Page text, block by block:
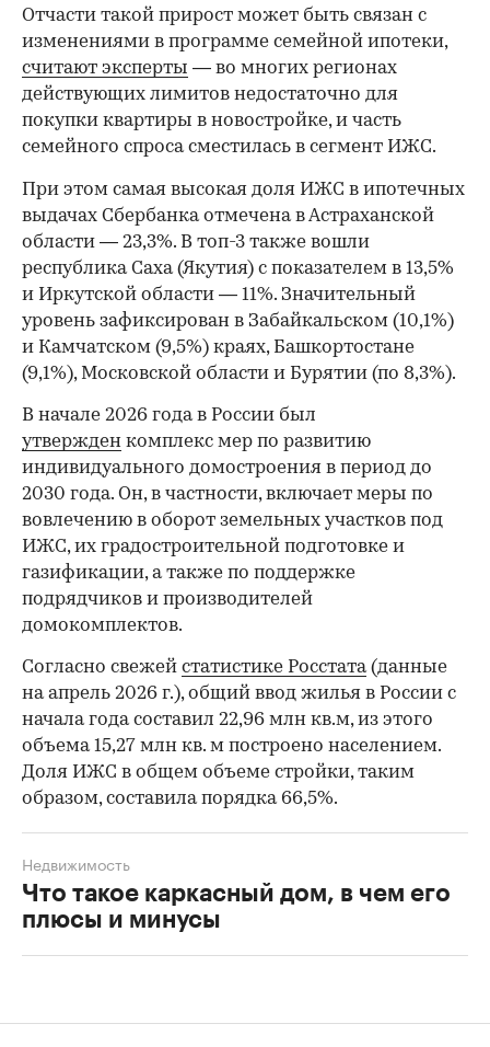
Отчасти такой прирост может быть связан с
изменениями в программе семейной ипотеки,
считают эксперты — во многих регионах
действующих лимитов недостаточно для
покупки квартиры в новостройке, и часть
семейного спроса сместилась в сегмент ИЖС.
При этом самая высокая доля ИЖС в ипотечных
выдачах Сбербанка отмечена в Астраханской
области — 23,3%. В топ-3 также вошли
республика Саха (Якутия) с показателем в 13,5%
и Иркутской области — 11%. Значительный
уровень зафиксирован в Забайкальском (10,1%)
и Камчатском (9,5%) краях, Башкортостане
(9,1%), Московской области и Бурятии (по 8,3%).
В начале 2026 года в России был
утвержден комплекс мер по развитию
индивидуального домостроения в период до
2030 года. Он, в частности, включает меры по
вовлечению в оборот земельных участков под
ИЖС, их градостроительной подготовке и
газификации, а также по поддержке
подрядчиков и производителей
домокомплектов.
Согласно свежей статистике Росстата(данные
на апрель 2026 г.), общий ввод жилья в России с
начала года составил 22,96 млн кв.м, из этого
объема 15,27 млн кв. м построено населением.
Доля ИЖС в общем объеме стройки, таким
образом, составила порядка 66,5%.
Что такое каркасный дом, в чем его
плюсы и минусы
Недвижимость